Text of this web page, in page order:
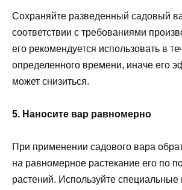
Сохраняйте разведенный садовый
соответствии с требованиями
его рекомендуется использовать в
определенного времени, иначе его
может снизиться.
5. Наносите вар равномерно
При применении садового вара
на равномерное растекание его по
растений. Используйте специальные